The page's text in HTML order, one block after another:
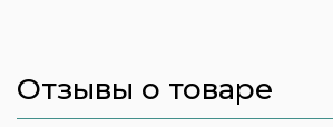
Отзывы о товаре